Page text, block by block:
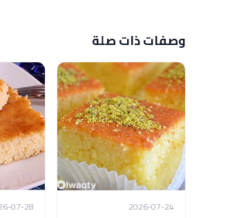
وصفات ذات صلة
2026-07-24
07-28